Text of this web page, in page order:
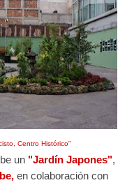
Centro Histórico"
un "Jardín Japones",
en colaboración con